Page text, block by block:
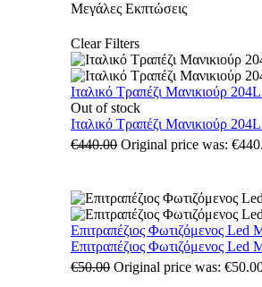
Μεγάλες Εκπτώσεις
Clear Filters
Ιταλικό Τραπέζι Μανικιούρ
Out of stock
Ιταλικό Τραπέζι Μανικιούρ
€440.00 Original price was:
Επιτραπέζιος Φωτιζόμενος
Επιτραπέζιος Φωτιζόμενος
€50.00 Original price was: